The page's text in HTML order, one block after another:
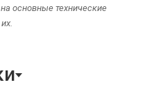
основные технические